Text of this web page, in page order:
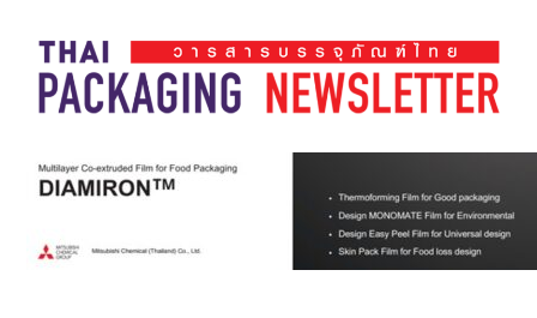
main
content
secondary
menu
primary
sidebar
footer
Thai
Pack
Magazine
Pack